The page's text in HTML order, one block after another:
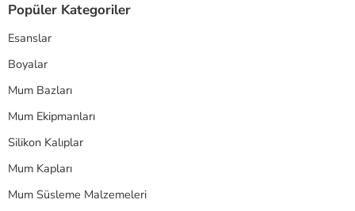
Popüler Kategoriler
Esanslar
Boyalar
Mum Bazları
Mum Ekipmanları
Silikon Kalıplar
Mum Kapları
Mum Süsleme Malzemeleri